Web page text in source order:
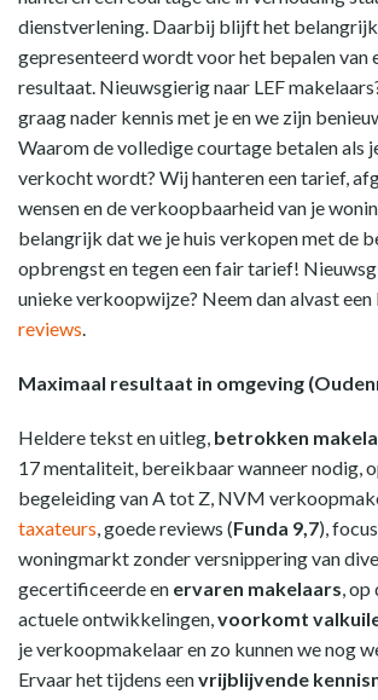
dienstverlening. Daarbij blijft het
gepresenteerd wordt voor het bepalen van
resultaat. Nieuwsgierig naar LEF
graag nader kennis met je en we zijn
Waarom de volledige courtage betalen als
verkocht wordt? Wij hanteren een tarief,
wensen en de verkoopbaarheid van je
belangrijk dat we je huis verkopen met de
opbrengst en tegen een fair tarief!
unieke verkoopwijze? Neem dan alvast
reviews.
Maximaal resultaat in omgeving
Heldere tekst en uitleg, betrokken
17 mentaliteit, bereikbaar wanneer nodig,
begeleiding van A tot Z, NVM
taxateurs, goede reviews (Funda 9,7),
woningmarkt zonder versnippering van
gecertificeerde en ervaren makelaars, op
actuele ontwikkelingen,voorkomt
je verkoopmakelaar en zo kunnen we nog
Ervaar het tijdens eenvrijblijvende